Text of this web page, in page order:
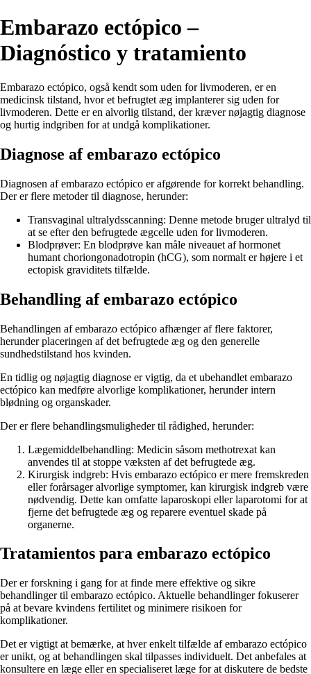
Embarazo ectópico –
Diagnóstico y tratamiento
Embarazo ectópico, også kendt som uden for livmoderen, er en
medicinsk tilstand, hvor et befrugtet æg implanterer sig uden for
livmoderen. Dette er en alvorlig tilstand, der kræver nøjagtig diagnose
og hurtig indgriben for at undgå komplikationer.
Diagnose af embarazo ectópico
Diagnosen af ​​embarazo ectópico er afgørende for korrekt behandling.
Der er flere metoder til diagnose, herunder:
Transvaginal ultralydsscanning: Denne metode bruger ultralyd til
at se efter den befrugtede ægcelle uden for livmoderen.
Blodprøver: En blodprøve kan måle niveauet af hormonet
humant choriongonadotropin (hCG), som normalt er højere i et
ectopisk graviditets tilfælde.
Behandling af embarazo ectópico
Behandlingen af embarazo ectópico afhænger af flere faktorer,
herunder placeringen af ​​det befrugtede æg og den generelle
sundhedstilstand hos kvinden.
En tidlig og nøjagtig diagnose er vigtig, da et ubehandlet embarazo
ectópico kan medføre alvorlige komplikationer, herunder intern
blødning og organskader.
Der er flere behandlingsmuligheder til rådighed, herunder:
Lægemiddelbehandling: Medicin såsom methotrexat kan
anvendes til at stoppe væksten af det befrugtede æg.
Kirurgisk indgreb: Hvis embarazo ectópico er mere fremskreden
eller forårsager alvorlige symptomer, kan kirurgisk indgreb være
nødvendig. Dette kan omfatte laparoskopi eller laparotomi for at
fjerne det befrugtede æg og reparere eventuel skade på
organerne.
Tratamientos para embarazo ectópico
Der er forskning i gang for at finde mere effektive og sikre
behandlinger til embarazo ectópico. Aktuelle behandlinger fokuserer
på at bevare kvindens fertilitet og minimere risikoen for
komplikationer.
Det er vigtigt at bemærke, at hver enkelt tilfælde af embarazo ectópico
er unikt, og at behandlingen skal tilpasses individuelt. Det anbefales at
konsultere en læge eller en specialiseret læge for at diskutere de bedste